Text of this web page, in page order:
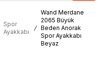
Spor
Ayakkabı
/
Wand Merdane
2065 Büyük
Beden Anorak
Spor Ayakkabı
Beyaz